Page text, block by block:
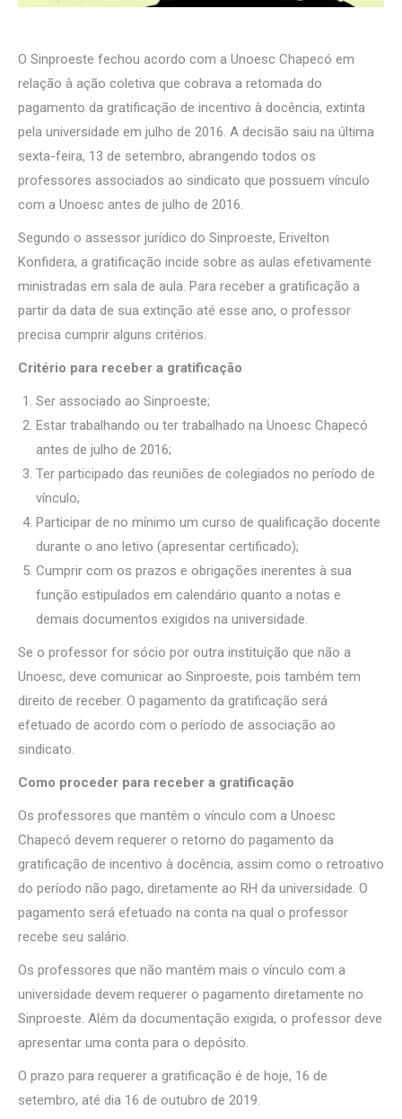
O Sinproeste fechou acordo com a Unoesc Chapecó em
relação à ação coletiva que cobrava a retomada do
pagamento da gratificação de incentivo à docência, extinta
pela universidade em julho de 2016. A decisão saiu na última
sexta-feira, 13 de setembro, abrangendo todos os
professores associados ao sindicato que possuem vínculo
com a Unoesc antes de julho de 2016.
Segundo o assessor jurídico do Sinproeste, Erivelton
Konfidera, a gratificação incide sobre as aulas efetivamente
ministradas em sala de aula. Para receber a gratificação a
partir da data de sua extinção até esse ano, o professor
precisa cumprir alguns critérios.
Critério para receber a gratificação
Ser associado ao Sinproeste;
Estar trabalhando ou ter trabalhado na Unoesc Chapecó
antes de julho de 2016;
Ter participado das reuniões de colegiados no período de
vínculo;
Participar de no mínimo um curso de qualificação docente
durante o ano letivo (apresentar certificado);
Cumprir com os prazos e obrigações inerentes à sua
função estipulados em calendário quanto a notas e
demais documentos exigidos na universidade.
Se o professor for sócio por outra instituição que não a
Unoesc, deve comunicar ao Sinproeste, pois também tem
direito de receber. O pagamento da gratificação será
efetuado de acordo com o período de associação ao
sindicato.
Como proceder para receber a gratificação
Os professores que mantêm o vínculo com a Unoesc
Chapecó devem requerer o retorno do pagamento da
gratificação de incentivo à docência, assim como o retroativo
do período não pago, diretamente ao RH da universidade. O
pagamento será efetuado na conta na qual o professor
recebe seu salário.
Os professores que não mantêm mais o vínculo com a
universidade devem requerer o pagamento diretamente no
Sinproeste. Além da documentação exigida, o professor deve
apresentar uma conta para o depósito.
O prazo para requerer a gratificação é de hoje, 16 de
setembro, até dia 16 de outubro de 2019.